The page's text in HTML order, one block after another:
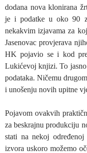
dodana nova klonirana
je i podatke u oko 90
nekakvim izjavama za
Jasenovac provjerava
HK pojavio se i kod
Lukićevoj knjizi. To
podataka. Ničemu
i unošenju novih upitne
Pojavom ovakvih
za beskrajnu produkciju
stati na nekoj
izvora uskoro možemo